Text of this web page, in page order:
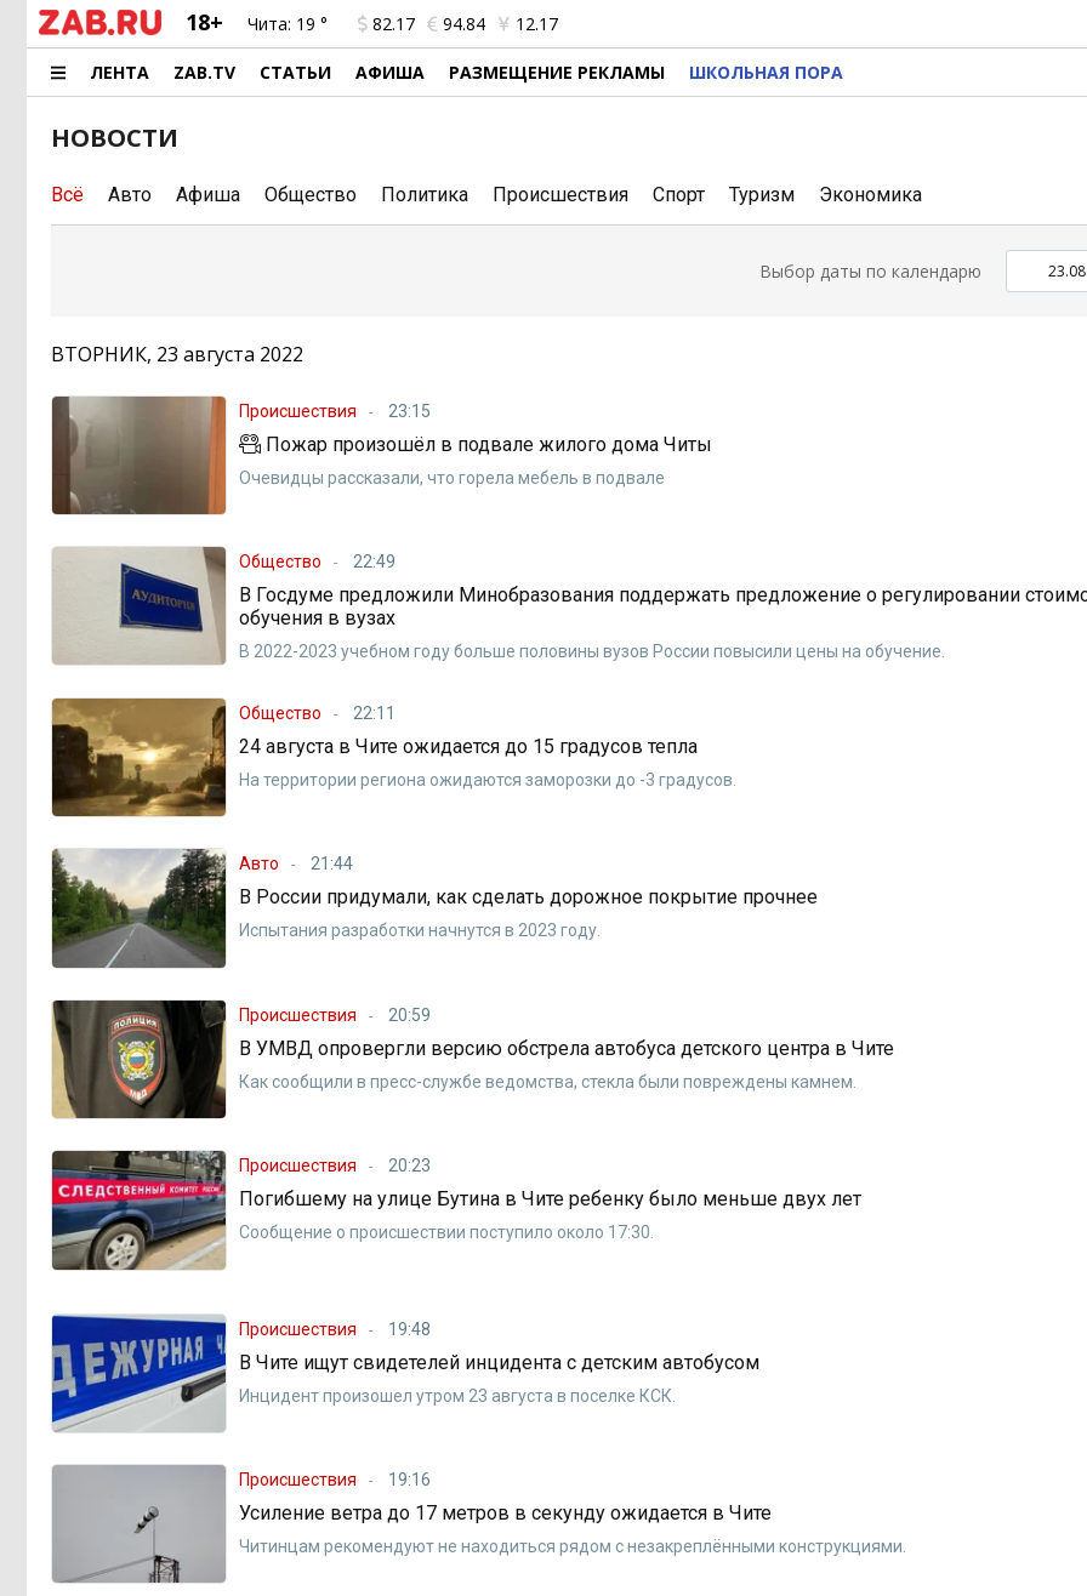
18+ Чита: 19 ° 82.17 94.84 12.17
ЛЕНТА ZAB.TV СТАТЬИ АФИША РАЗМЕЩЕНИЕ РЕКЛАМЫ ШКОЛЬНАЯ ПОРА
НОВОСТИ
Всё Авто Афиша Общество Политика Происшествия Спорт Туризм Экономика
Выбор даты по календарю
ВТОРНИК, 23 августа 2022
Происшествия 23:15
Пожар произошёл в подвале жилого дома Читы
Очевидцы рассказали, что горела мебель в подвале
Общество 22:49
В Госдуме предложили Минобразования поддержать предложение о регулировании
обучения в вузах
В 2022-2023 учебном году больше половины вузов России повысили цены на обучение.
Общество 22:11
24 августа в Чите ожидается до 15 градусов тепла
На территории региона ожидаются заморозки до -3 градусов.
Авто 21:44
В России придумали, как сделать дорожное покрытие прочнее
Испытания разработки начнутся в 2023 году.
Происшествия 20:59
В УМВД опровергли версию обстрела автобуса детского центра в Чите
Как сообщили в пресс-службе ведомства, стекла были повреждены камнем.
Происшествия 20:23
Погибшему на улице Бутина в Чите ребенку было меньше двух лет
Сообщение о происшествии поступило около 17:30.
Происшествия 19:48
В Чите ищут свидетелей инцидента с детским автобусом
Инцидент произошел утром 23 августа в поселке КСК.
Происшествия 19:16
Усиление ветра до 17 метров в секунду ожидается в Чите
Читинцам рекомендуют не находиться рядом с незакреплёнными конструкциями.